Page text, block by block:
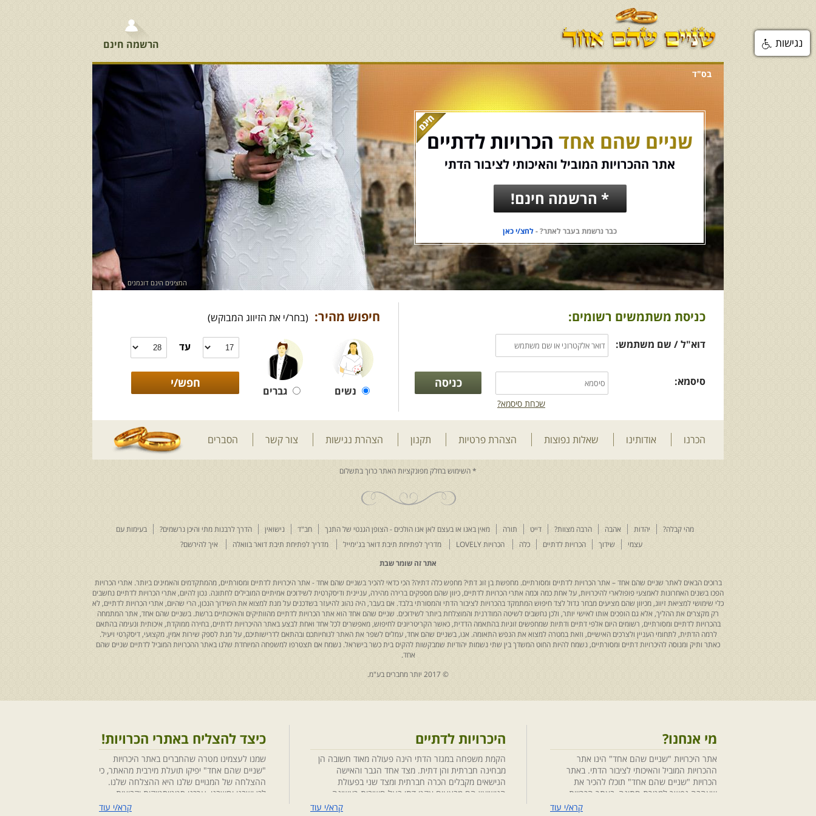
הרשמה חינם
בס"ד
שניים שהם אחד הכרויות לדתיים
אתר ההכרויות המוביל והאיכותי לציבור הדתי
* הרשמה חינם!
כבר נרשמת בעבר לאתר? -לחצ/י כאן
המציגים הינם דוגמנים
כניסת משתמשים רשומים:
דוא"ל / שם משתמש:
סיסמא:
שכחת סיסמא?
חיפוש מהיר: (בחר/י את הזיווג המבוקש)
נשים גברים
עד
הכרנו אודותינו שאלות נפוצות הצהרת פרטיות תקנון הצהרת נגישות צור קשר הסברים
מהי קבלה? יהדות אהבה הרבה מצוות? דייט תורה מאין באנו או בעצם לאן אנו הולכים - הצופן הגנטי של התנך חב"ד נישואין הדרך לרבנות מתי והיכן נרשמים?
בעימות עם
עצמי
שידוך הכרויות לדתיים כלה הכרויות LOVELY מדריך לפתיחת תיבת דואר בג'ימייל מדריך לפתיחת תיבת דואר בוואלה
איך להירשם?
אתר זה שומר שבת
ברוכים הבאים לאתר שניים שהם אחד – אתר הכרויות לדתיים ומסורתיים. מחפשת בן זוג דתי? מחפש כלה דתיה? הכי כדאי להכיר בשניים שהם אחד - אתר היכרויות לדתיים ומסורתיים, מהמתקדמים והאמינים ביותר. אתרי הכרויות
הפכו בשנים האחרונות לאמצעי פופולארי להיכרויות, על אחת כמה וכמה אתרי הכרויות לדתיים, כיוון שהם מספקים ברירה מהירה, עניינית ודיסקרטית לשידוכים אמיתיים המובילים לחתונה. נכון להיום, אתרי הכרויות לדתיים נחשבים
כלי שימושי למציאת זיווג, מכיוון שהם מציעים מבחר גדול לצד חיפוש המתמקד בהכרויות לציבור הדתי והמסורתי בלבד. אם בעבר, היה נהוג להיעזר בשדכנים על מנת למצוא את השידוך הנכון, הרי שהיום, אתרי הכרויות לדתיים, לא
רק מקצרים את ההליך, אלא גם הופכים אותו לאישי יותר, ולכן נחשבים לשיטה המודרנית והמוצלחת ביותר לשידוכים. שניים שהם אחד הוא אתר הכרויות לדתיים מהוותיקים והאיכותיים ברשת. בשניים שהם אחד, אתר המתמחה
בהכרויות לדתיים ומסורתיים, רשומים היום אלפי דתיים ודתיות שמחפשים זוגיות בהתאמה הדדית, כאשר הקריטריונים לחיפוש, מאפשרים לכל אחד ואחת לבצע באתר ההיכרויות לדתיים, בחירה ממוקדת, איכותית ונעימה בהתאם
לרמה הדתית, לתחומי העניין ולצרכים האישיים, וזאת במטרה למצוא את הנפש התאומה. אנו, בשניים שהם אחד, עמלים לשפר את האתר לנוחיותכם ובהתאם לדרישותיכם, על מנת לספק שירות אמין, מקצועי, דיסקרטי ויעיל.
כאתר ותיק ומנוסה להיכרויות דתיים ומסורתיים, נשמח להיות החוט המשדך בין שתי נשמות יהודיות שמבקשות להקים בית כשר בישראל. נשמח אם תצטרפו למשפחה המיוחדת שלנו באתר ההכרויות המוביל לדתיים שניים שהם
אחד.
© 2017 יותר מחברים בע"מ.
מי אנחנו?
אתר היכרויות "שניים שהם אחד" הינו אתר
ההכרויות המוביל והאיכותי לציבור הדתי. באתר
הכרויות "שניים שהם אחד" תוכלו להכיר את
שאהבה נפשך למטרת חתונה, באתר הכרויות
"שניים שהם אחד" הושקעו מחשבה ומאמציםקרא/י עוד
היכרויות לדתיים
הקמת משפחה במגזר הדתי הינה פעולה מאוד חשובה הן
מבחינה חברתית והן דתית. מצד אחד הגבר והאישה
הנישאים מקבלים הכרה חברתית ומצד שני בפעולת
הנישואין הם מבצעים אקט דתי בעל חשיבות ראשונה
במעלה. חשוב לציין בהקשר זה שגם הגורמים למפגשקרא/י עוד
כיצד להצליח באתרי הכרויות!
שמנו לעצמינו מטרה שהחברים באתר היכרויות
"שניים שהם אחד" יפיקו תועלת מירבית מהאתר, כי
ההצלחה של המנויים שלנו היא ההצלחה שלנו.
לכן ישבנו וחשבנו ,ערכנו סטטיסטיקות וקבוצות
מיקוד, בחנו התנהגויות ומגמות והמסקנה החדקרא/י עוד
נגישות